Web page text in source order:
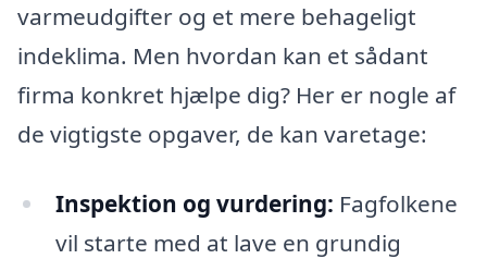
varmeudgifter og et mere behageligt
indeklima. Men hvordan kan et sådant
firma konkret hjælpe dig? Her er nogle af
de vigtigste opgaver, de kan varetage:
Inspektion og vurdering: Fagfolkene
vil starte med at lave en grundig